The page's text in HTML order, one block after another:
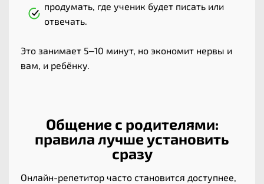
продумать, где ученик будет писать или
отвечать.
Это занимает 5–10 минут, но экономит нервы и
вам, и ребёнку.
Общение с родителями:
правила лучше установить
сразу
Онлайн-репетитор часто становится доступнее,